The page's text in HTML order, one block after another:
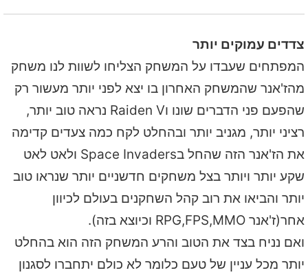
צדדים עמוקים יותר
המפתחים שעבדו על המשחק הצליחו לשוות לנו משחק
מהז'אנר שהמשחק האחרון בו יצא לפני יותר מעשור רק
שהפעם פני הדברים שונו וRaiden V נראה טוב יותר,
רציני יותר, מגניב יותר ובהחלט לקח כמה צעדים קדימה
את הז'אנר הזה שהחל בSpace Invaders ולאט לאט
שקע יותר ויותר בצל משחקים חדשניים יותר שנראו טוב
יותר והביאו את רוב קהל השחקנים בעולם לכיוון
אחר(ז'אנר RPG,FPS,MMO וכיוצא בזה).
ואם נניח בצד את הטוב והרע המשחק הזה הוא בהחלט
יותר מכל עניין של טעם כלומר לא כולם יתחברו לסגנון